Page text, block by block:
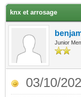
knx et arrosage
Junior
03/10/